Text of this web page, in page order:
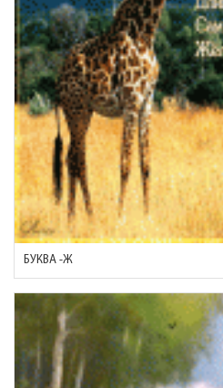
БУКВА -Ж